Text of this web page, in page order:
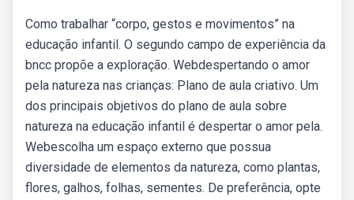
Como trabalhar “corpo, gestos e movimentos” na
educação infantil. O segundo campo de experiência da
bncc propõe a exploração. Webdespertando o amor
pela natureza nas crianças: Plano de aula criativo. Um
dos principais objetivos do plano de aula sobre
natureza na educação infantil é despertar o amor pela.
Webescolha um espaço externo que possua
diversidade de elementos da natureza, como plantas,
flores, galhos, folhas, sementes. De preferência, opte